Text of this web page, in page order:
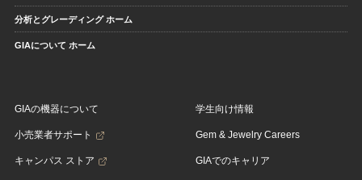
分析とグレーディング ホーム
GIAについて ホーム
GIAの機器について
小売業者サポート
キャンパス ストア
学生向け情報
Gem & Jewelry Careers
GIAでのキャリア